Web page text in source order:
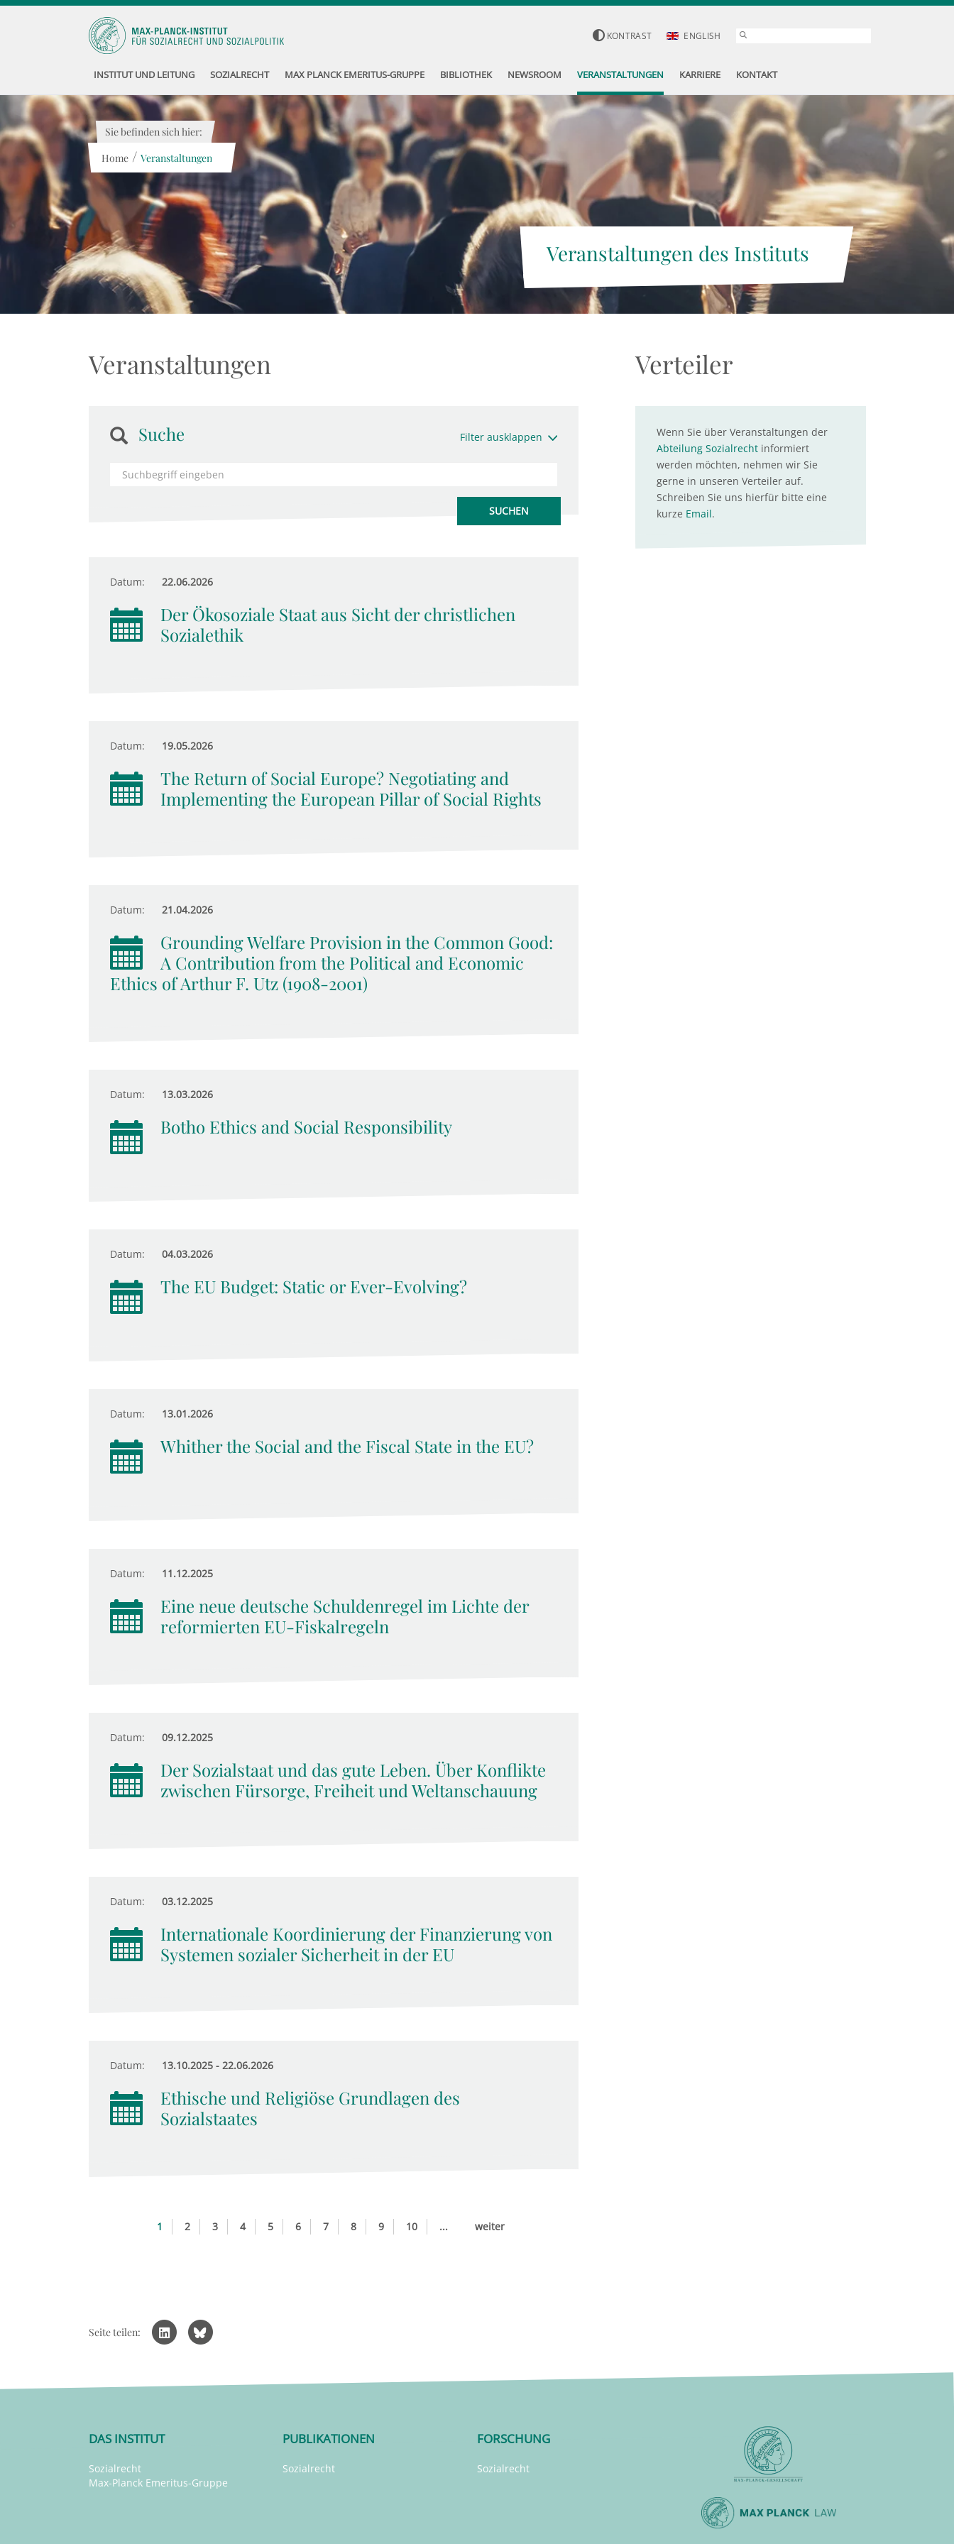
KONTRAST ENGLISH
INSTITUT UND LEITUNG SOZIALRECHT MAX PLANCK EMERITUS-GRUPPE BIBLIOTHEK NEWSROOM VERANSTALTUNGEN KARRIERE KONTAKT
Veranstaltungen des Instituts
Sie befinden sich hier:
Home / Veranstaltungen
Veranstaltungen
Suche Filter ausklappen
Datum: 22.06.2026
Der Ökosoziale Staat aus Sicht der christlichen
Sozialethik
Datum: 19.05.2026
The Return of Social Europe? Negotiating and
Implementing the European Pillar of Social Rights
Datum: 21.04.2026
Grounding Welfare Provision in the Common Good:
A Contribution from the Political and Economic
Ethics of Arthur F. Utz (1908-2001)
Datum: 13.03.2026
Botho Ethics and Social Responsibility
Datum: 04.03.2026
The EU Budget: Static or Ever-Evolving?
Datum: 13.01.2026
Whither the Social and the Fiscal State in the EU?
Datum: 11.12.2025
Eine neue deutsche Schuldenregel im Lichte der
reformierten EU-Fiskalregeln
Datum: 09.12.2025
Der Sozialstaat und das gute Leben. Über Konflikte
zwischen Fürsorge, Freiheit und Weltanschauung
Datum: 03.12.2025
Internationale Koordinierung der Finanzierung von
Systemen sozialer Sicherheit in der EU
Datum: 13.10.2025 - 22.06.2026
Ethische und Religiöse Grundlagen des
Sozialstaates
1 2 3 4 5 6 7 8 9 10 ... weiter
Verteiler
Wenn Sie über Veranstaltungen der
Abteilung Sozialrechtinformiert
werden möchten, nehmen wir Sie
gerne in unseren Verteiler auf.
Schreiben Sie uns hierfür bitte eine
kurze Email.
Seite teilen:
DAS INSTITUT
Sozialrecht
Max-Planck Emeritus-Gruppe
PUBLIKATIONEN
Sozialrecht
FORSCHUNG
Sozialrecht